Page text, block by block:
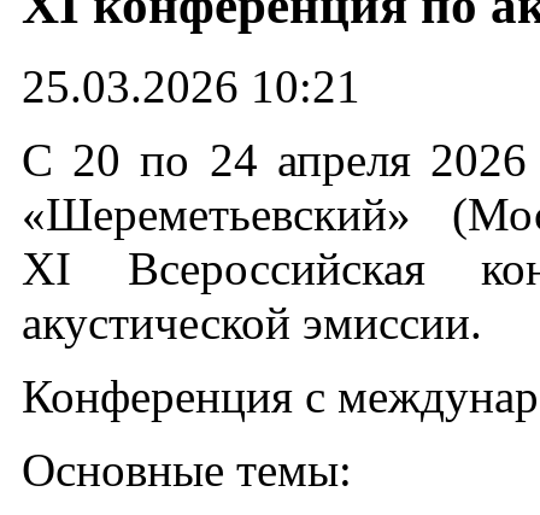
25.03.2026 10:21
С 20 по 24 апреля 2026
«Шереметьевский»
XI Всероссийская
акустической эмиссии.
Конференция с
Основные темы: